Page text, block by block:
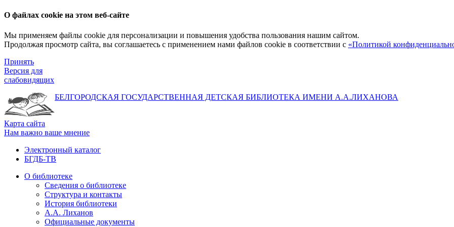
О файлах cookie на этом веб-сайте
Мы применяем файлы cookie для персонализации и повышения удобства пользования нашим сайтом.
Продолжая просмотр сайта, вы соглашаетесь с применением нами файлов cookie в соответствии с «Политикой
Принять
Версия для
слабовидящих
БЕЛГОРОДСКАЯ ГОСУДАРСТВЕННАЯ ДЕТСКАЯ БИБЛИОТЕКА ИМЕНИ А.А.ЛИХАНОВА
Карта сайта
Нам важно ваше мнение
Электронный каталог
БГДБ-ТВ
О библиотеке
Сведения о библиотеке
Структура и контакты
История библиотеки
А.А. Лиханов
Официальные документы